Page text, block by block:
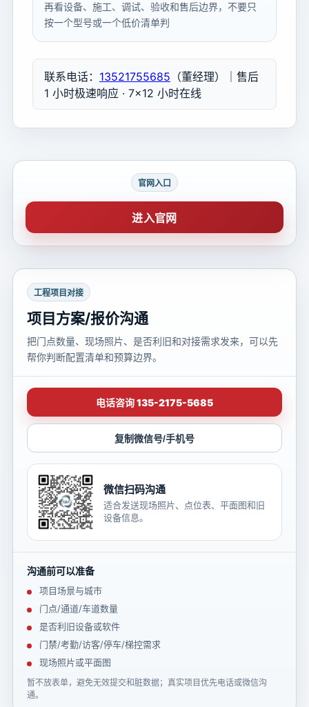
再看设备、施工、调试、验收和售后边界，不要只
按一个型号或一个低价清单判
联系电话： 13521755685 （董经理）｜售后
1 小时极速响应 · 7×12 小时在线
官网入口
进入官网
工程项目对接
项目方案/报价沟通
把门点数量、现场照片、是否利旧和对接需求发来，可以先
帮你判断配置清单和预算边界。
电话咨询 135-2175-5685
复制微信号/手机号
微信扫码沟通
适合发送现场照片、点位表、平面图和旧
设备信息。
沟通前可以准备
项目场景与城市
门点/通道/车道数量
是否利旧设备或软件
门禁/考勤/访客/停车/梯控需求
现场照片或平面图
暂不放表单，避免无效提交和脏数据；真实项目优先电话或微信沟
通。